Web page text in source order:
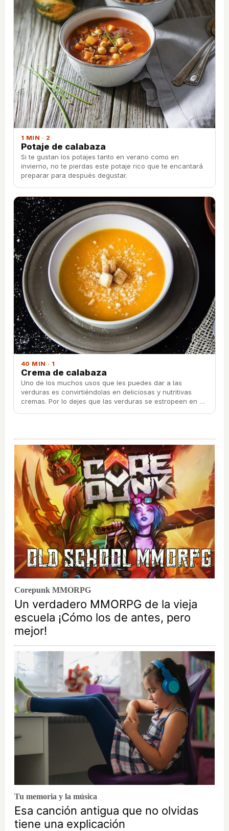
1 MIN · 2
Potaje de calabaza
Si te gustan los potajes tanto en verano como en
invierno, no te pierdas este potaje rico que te encantará
preparar para después degustar.
40 MIN · 1
Crema de calabaza
Uno de los muchos usos que les puedes dar a las
verduras es convirtiéndolas en deliciosas y nutritivas
cremas. Por lo dejes que las verduras se estropeen en el
Corepunk MMORPG
Un verdadero MMORPG de la vieja
escuela ¡Cómo los de antes, pero
mejor!
Tu memoria y la música
Esa canción antigua que no olvidas
tiene una explicación